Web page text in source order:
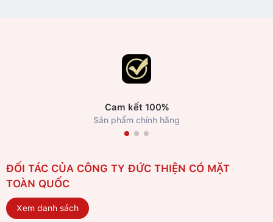
Cam kết 100%
Sản phẩm chính hãng
ĐỐI TÁC CỦA CÔNG TY ĐỨC THIỆN CÓ MẶT
TOÀN QUỐC
Xem danh sách